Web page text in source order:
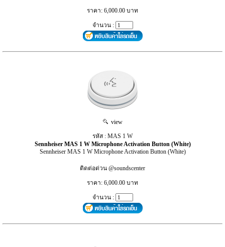
ราคา: 6,000.00 บาท
จำนวน :
view
รหัส : MAS 1 W
Sennheiser MAS 1 W Microphone Activation Button (White)
Sennheiser MAS 1 W Microphone Activation Button (White)
ติดต่อด่วน @soundscenter
ราคา: 6,000.00 บาท
จำนวน :